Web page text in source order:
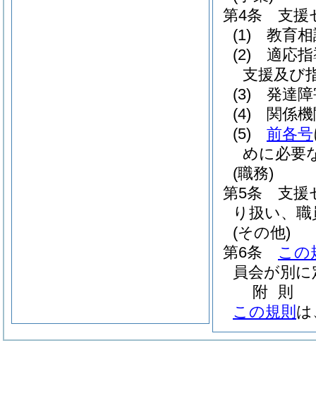
第4条
支援
(1)
教育
(2)
適応
支援及び
(3)
発達
(4)
関係
(5)
前各号
めに必要
(職務)
第5条
支援
り扱い、
(その他)
第6条
この
員会が別
附 則
この規則 は